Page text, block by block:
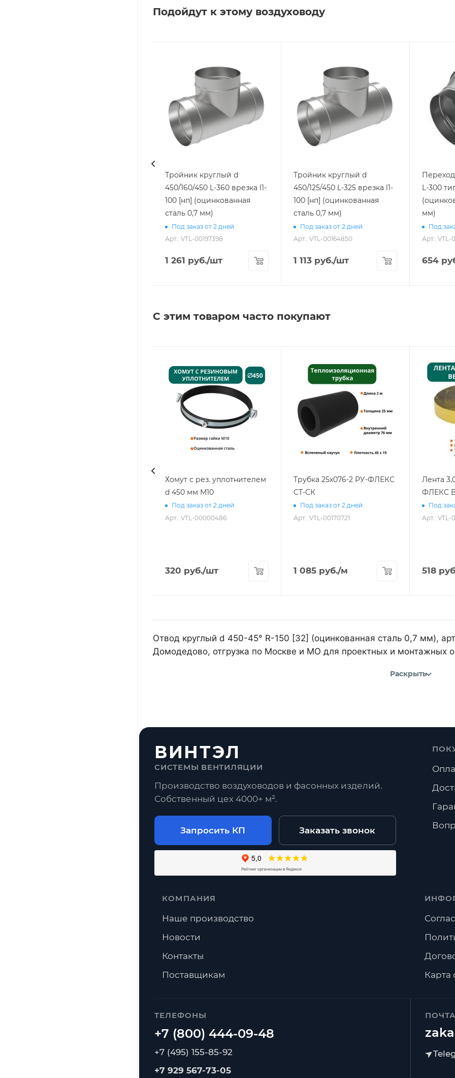
Подойдут к этому воздуховоду
Тройник круглый d
450/160/450 L-360 врезка l1-
100 [нп] (оцинкованная
сталь 0,7 мм)
Под заказ от 2 дней
Арт.: VTL-00197398
1 261 руб./шт
Тройник круглый d
450/125/450 L-325 врезка l1-
100 [нп] (оцинкованная
сталь 0,7 мм)
Под заказ от 2 дней
Арт.: VTL-00164850
1 113 руб./шт
L-300
мм)
Под
Арт.: VTL-
654
С этим товаром часто покупают
Хомут с рез. уплотнителем
d 450 мм М10
Под заказ от 2 дней
Арт.: VTL-00000486
320 руб./шт
Трубка 25х076-2 РУ-ФЛЕКС
СТ-СК
Под заказ от 2 дней
Арт.: VTL-00170721
1 085 руб./м
Лента
ФЛЕКС
Под
Арт.: VTL-
518
Отвод круглый d 450-45° R-150 [32] (оцинкованная сталь 0,7 мм),
Домодедово, отгрузка по Москве и МО для проектных и монтажных
Раскрыть
ВИНТЭЛ
СИСТЕМЫ ВЕНТИЛЯЦИИ
Производство воздуховодов и фасонных изделий.
Собственный цех 4000+ м².
Запросить КП Заказать звонок
ТЕЛЕФОНЫ
+7 (495) 155-85-92
+7 929 567-73-05
КОМПАНИЯ
Наше производство
Новости
Контакты
Поставщикам
Карта